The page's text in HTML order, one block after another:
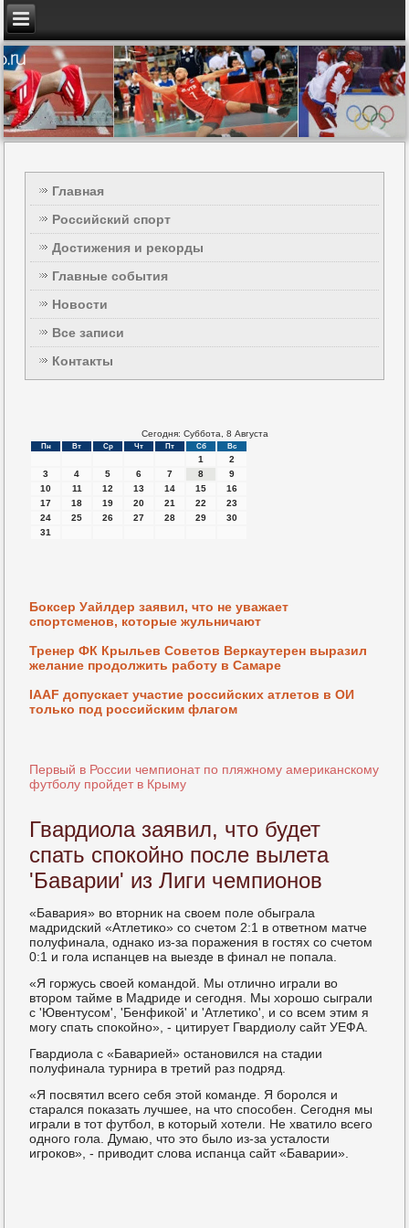
Главная
Российский спорт
Достижения и рекорды
Главные события
Новости
Все записи
Контакты
Сегодня: Суббота, 8 Августа
Пн Вт Ср Чт Пт Сб Вс
1
2
3
4 5 6 7 8
9
10
11 12 13 14 15
16
17
18 19 20 21 22
23
24
25 26 27 28 29
30
31
Боксер Уайлдер заявил, что не уважает
спортсменов, которые жульничают
Тренер ФК Крыльев Советов Веркаутерен выразил
желание продолжить работу в Самаре
IAAF допускает участие российских атлетов в ОИ
только под российским флагом
Первый в России чемпионат по пляжному американскому
футболу пройдет в Крыму
Гвардиола заявил, что будет
спать спокойно после вылета
'Баварии' из Лиги чемпионов
«Бавария» во вторник на своем поле обыграла
мадридский «Атлетико» со счетом 2:1 в ответном матче
полуфинала, однако из-за поражения в гостях со счетом
0:1 и гола испанцев на выезде в финал не попала.
«Я горжусь своей командой. Мы отлично играли во
втором тайме в Мадриде и сегодня. Мы хорошо сыграли
с 'Ювентусом', 'Бенфикой' и 'Атлетико', и со всем этим я
могу спать спокойно», - цитирует Гвардиолу сайт УЕФА.
Гвардиола с «Баварией» остановился на стадии
полуфинала турнира в третий раз подряд.
«Я посвятил всего себя этой команде. Я боролся и
старался показать лучшее, на что способен. Сегодня мы
играли в тот футбол, в который хотели. Не хватило всего
одного гола. Думаю, что это было из-за усталости
игроков», - приводит слова испанца сайт «Баварии».